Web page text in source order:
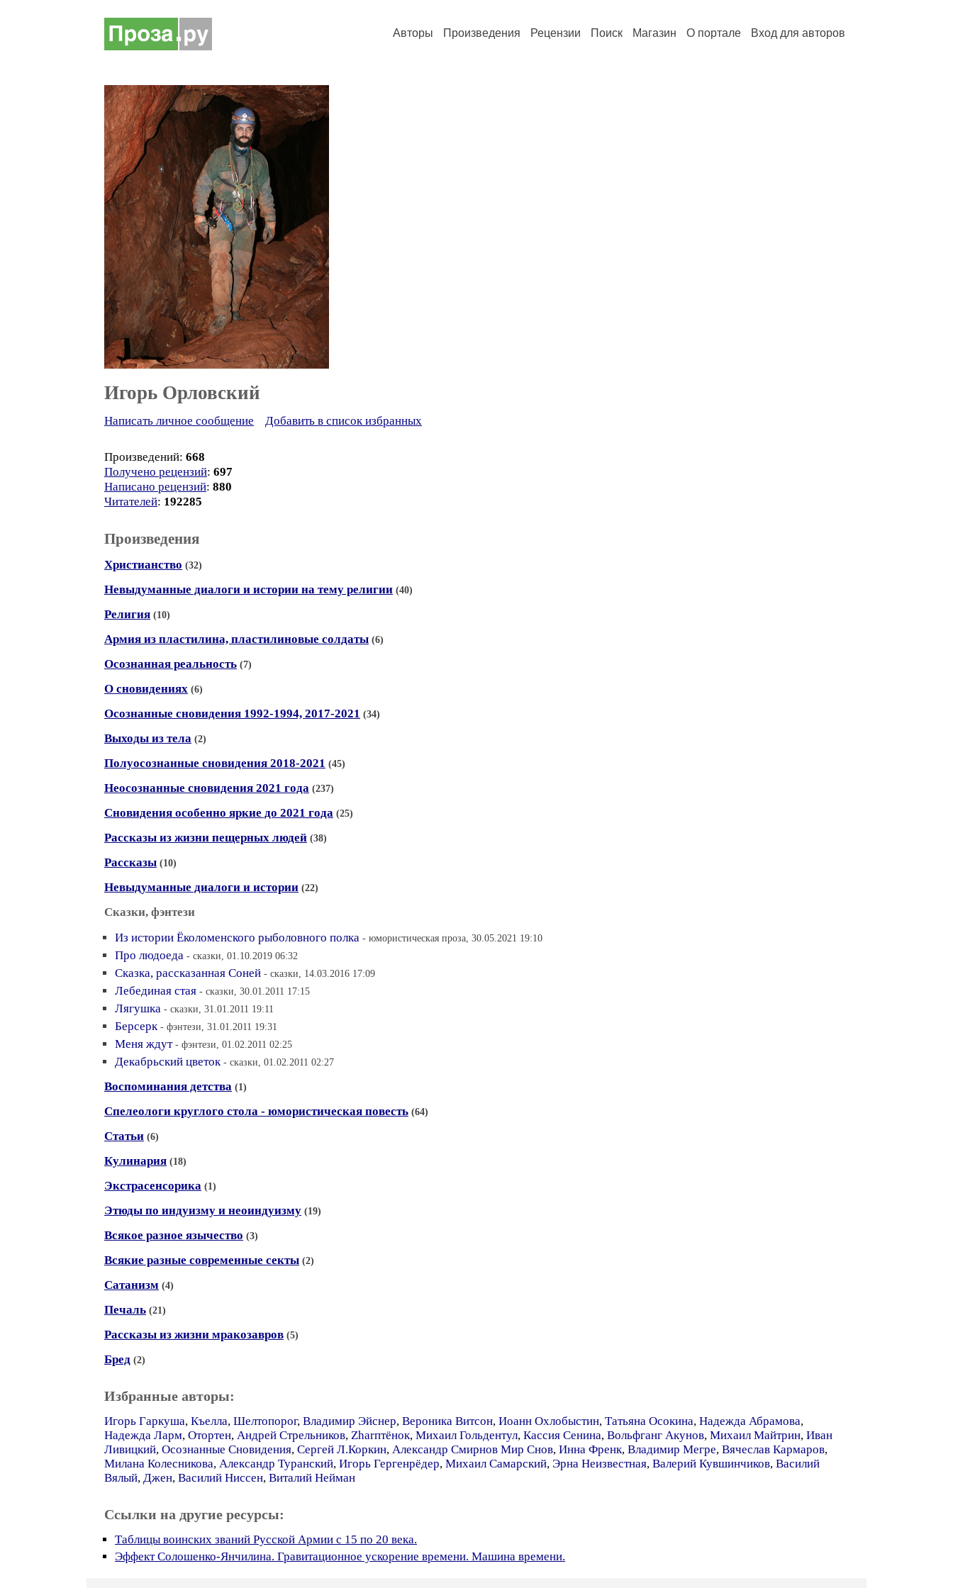
Авторы Произведения Рецензии Поиск Магазин О портале Вход для авторов
Игорь Орловский
Написать личное сообщение Добавить в список избранных
Произведений: 668
Получено рецензий: 697
Написано рецензий: 880
Читателей: 192285
Произведения
Христианство (32)
Невыдуманные диалоги и истории на тему религии (40)
Религия (10)
Армия из пластилина, пластилиновые солдаты (6)
Осознанная реальность (7)
О сновидениях (6)
Осознанные сновидения 1992-1994, 2017-2021 (34)
Выходы из тела (2)
Полуосознанные сновидения 2018-2021 (45)
Неосознанные сновидения 2021 года (237)
Сновидения особенно яркие до 2021 года (25)
Рассказы из жизни пещерных людей (38)
Рассказы (10)
Невыдуманные диалоги и истории (22)
Сказки, фэнтези
Из истории Ёколоменского рыболовного полка - юмористическая проза, 30.05.2021 19:10
Про людоеда - сказки, 01.10.2019 06:32
Сказка, рассказанная Соней - сказки, 14.03.2016 17:09
Лебединая стая - сказки, 30.01.2011 17:15
Лягушка - сказки, 31.01.2011 19:11
Берсерк - фэнтези, 31.01.2011 19:31
Меня ждут - фэнтези, 01.02.2011 02:25
Декабрьский цветок - сказки, 01.02.2011 02:27
Воспоминания детства (1)
Спелеологи круглого стола - юмористическая повесть (64)
Статьи (6)
Кулинария (18)
Экстрасенсорика (1)
Этюды по индуизму и неоиндуизму (19)
Всякое разное язычество (3)
Всякие разные современные секты (2)
Сатанизм (4)
Печаль (21)
Рассказы из жизни мракозавров (5)
Бред (2)
Избранные авторы:
Игорь Гаркуша, Къелла, Шелтопорог, Владимир Эйснер, Вероника Витсон, Иоанн Охлобыстин, Татьяна Осокина, Надежда Абрамова,
Надежда Ларм, Отортен, Андрей Стрельников, Zharптёнок, Михаил Гольдентул, Кассия Сенина, Вольфганг Акунов, Михаил Майтрин, Иван
Ливицкий, Осознанные Сновидения, Сергей Л.Коркин, Александр Смирнов Мир Снов, Инна Френк, Владимир Мегре, Вячеслав Кармаров,
Милана Колесникова, Александр Туранский, Игорь Гергенрёдер, Михаил Самарский, Эрна Неизвестная, Валерий Кувшинчиков, Василий
Вялый, Джен, Василий Ниссен, Виталий Нейман
Ссылки на другие ресурсы:
Таблицы воинских званий Русской Армии c 15 по 20 века.
Эффект Солошенко-Янчилина. Гравитационное ускорение времени. Машина времени.